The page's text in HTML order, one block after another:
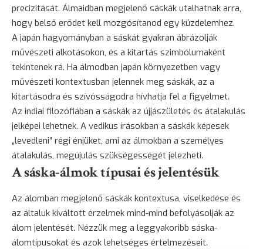
precizitását. Álmaidban megjelenő sáskák utalhatnak arra,
hogy belső erődet kell mozgósítanod egy küzdelemhez.
A japán hagyományban a sáskát gyakran ábrázolják
művészeti alkotásokon, és a kitartás szimbólumaként
tekintenek rá. Ha álmodban japán környezetben vagy
művészeti kontextusban jelennek meg sáskák, az a
kitartásodra és szívósságodra hívhatja fel a figyelmet.
Az indiai filozófiában a sáskák az újjászületés és átalakulás
jelképei lehetnek. A vedikus írásokban a sáskák képesek
„levedleni” régi énjüket, ami az álmokban a személyes
átalakulás, megújulás szükségességét jelezheti.
A sáska-álmok típusai és jelentésük
Az álomban megjelenő sáskák kontextusa, viselkedése és
az általuk kiváltott érzelmek mind-mind befolyásolják az
álom jelentését. Nézzük meg a leggyakoribb sáska-
álomtípusokat és azok lehetséges értelmezéseit.